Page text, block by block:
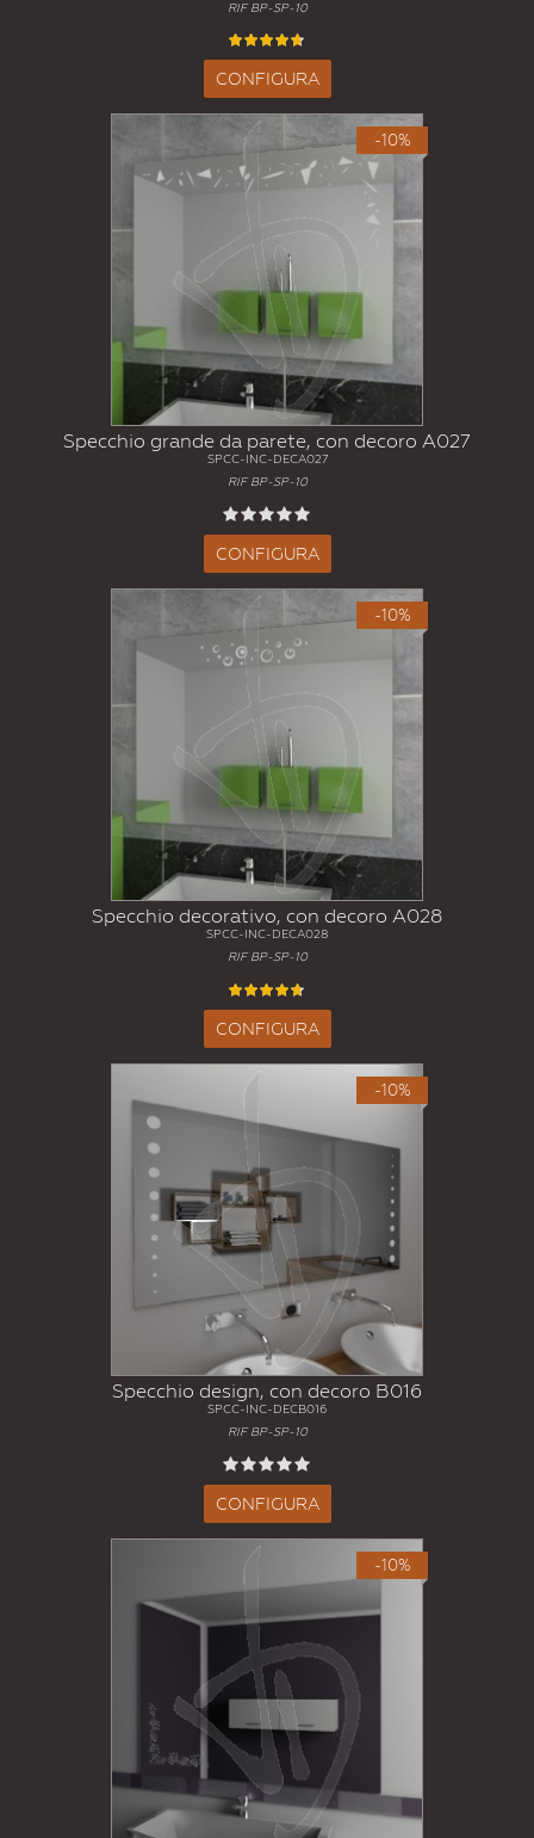
RIF BP-SP-10
CONFIGURA
-10%
Specchio grande da parete, con decoro A027
SPCC-INC-DECA027
RIF BP-SP-10
CONFIGURA
-10%
Specchio decorativo, con decoro A028
SPCC-INC-DECA028
RIF BP-SP-10
CONFIGURA
-10%
Specchio design, con decoro B016
SPCC-INC-DECB016
RIF BP-SP-10
CONFIGURA
-10%